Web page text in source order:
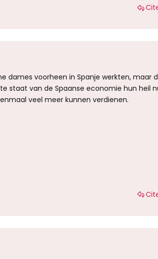
dames voorheen in Spanje werkten, maar
staat van de Spaanse economie hun heil
veel meer kunnen verdienen.